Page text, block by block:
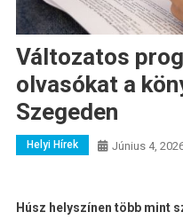
Változatos
olvasókat a
Szegeden
Helyi Hírek Június 4,
Húsz helyszínen több mint